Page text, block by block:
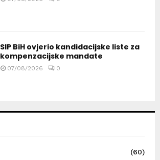
SIP BiH ovjerio kandidacijske liste za
kompenzacijske mandate
07/08/2026 0
(60)